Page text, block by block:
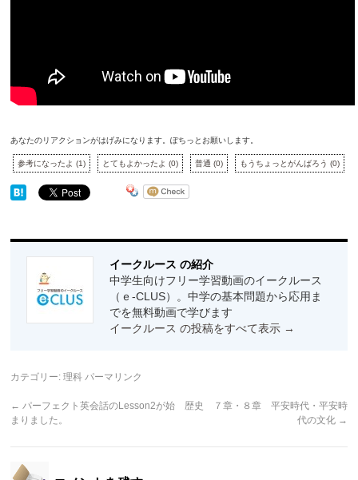
あなたのリアクションがはげみになります。ぽちっとお願いします。
参考になったよ(1) とてもよかったよ(0) 普通(0) もうちょっとがんばろう(0)
イークルース の紹介
中学生向けフリー学習動画のイークルース
（ｅ-CLUS）。中学の基本問題から応用ま
でを無料動画で学びます
イークルース の投稿をすべて表示 →
カテゴリー:理科 パーマリンク
← パーフェクト英会話のLesson2が始
まりました。
歴史 ７章・８章 平安時代・平安時
代の文化 →